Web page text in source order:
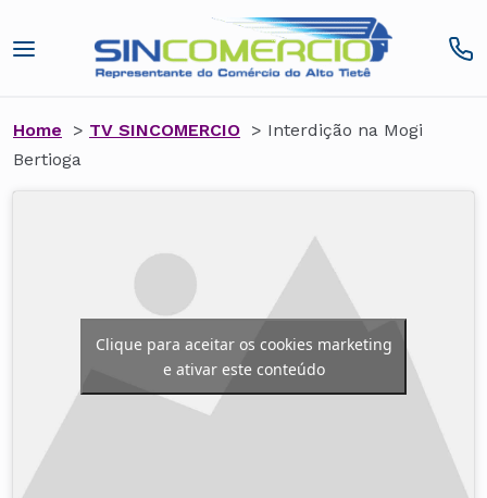
Home > TV SINCOMERCIO > Interdição na Mogi
Bertioga
Clique para aceitar os cookies marketing
e ativar este conteúdo